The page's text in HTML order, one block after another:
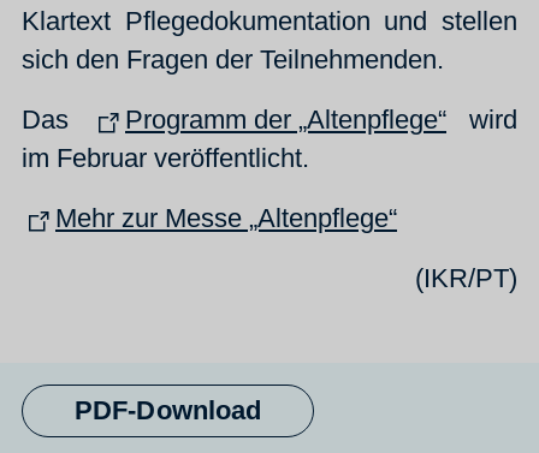
Klartext Pflegedokumentation und stellen
sich den Fragen der Teilnehmenden.
Das
Programm der „Altenpflege“ wird
im Februar veröffentlicht.
Mehr zur Messe „Altenpflege“
(IKR/PT)
PDF-Download